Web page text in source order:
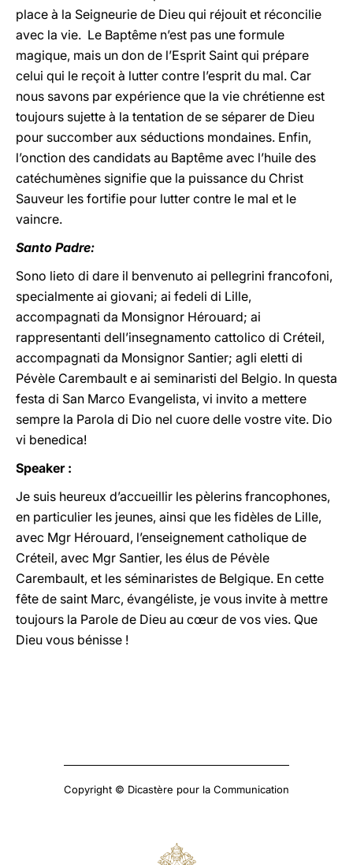
place à la Seigneurie de Dieu qui réjouit et réconcilie
avec la vie. Le Baptême n’est pas une formule
magique, mais un don de l’Esprit Saint qui prépare
celui qui le reçoit à lutter contre l’esprit du mal. Car
nous savons par expérience que la vie chrétienne est
toujours sujette à la tentation de se séparer de Dieu
pour succomber aux séductions mondaines. Enfin,
l’onction des candidats au Baptême avec l’huile des
catéchumènes signifie que la puissance du Christ
Sauveur les fortifie pour lutter contre le mal et le
vaincre.
Santo Padre:
Sono lieto di dare il benvenuto ai pellegrini francofoni,
specialmente ai giovani; ai fedeli di Lille,
accompagnati da Monsignor Hérouard; ai
rappresentanti dell’insegnamento cattolico di Créteil,
accompagnati da Monsignor Santier; agli eletti di
Pévèle Carembault e ai seminaristi del Belgio. In questa
festa di San Marco Evangelista, vi invito a mettere
sempre la Parola di Dio nel cuore delle vostre vite. Dio
vi benedica!
Speaker :
Je suis heureux d’accueillir les pèlerins francophones,
en particulier les jeunes, ainsi que les fidèles de Lille,
avec Mgr Hérouard, l’enseignement catholique de
Créteil, avec Mgr Santier, les élus de Pévèle
Carembault, et les séminaristes de Belgique. En cette
fête de saint Marc, évangéliste, je vous invite à mettre
toujours la Parole de Dieu au cœur de vos vies. Que
Dieu vous bénisse !
Copyright © Dicastère pour la Communication